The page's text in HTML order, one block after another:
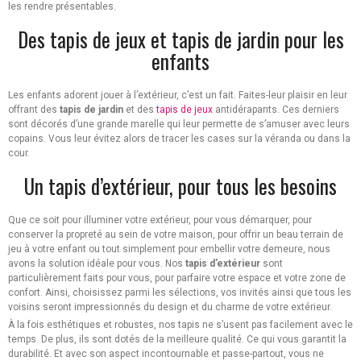
les rendre présentables.
Des tapis de jeux et tapis de jardin pour les
enfants
Les enfants adorent jouer à l’extérieur, c’est un fait. Faites-leur plaisir en leur
offrant des tapis de jardin et destapis de jeux antidérapants. Ces derniers
sont décorés d’une grande marelle qui leur permette de s’amuser avec leurs
copains. Vous leur évitez alors de tracer les cases sur la véranda ou dans la
cour.
Un tapis d’extérieur, pour tous les besoins
Que ce soit pour illuminer votre extérieur, pour vous démarquer, pour
conserver la propreté au sein de votre maison, pour offrir un beau terrain de
jeu à votre enfant ou tout simplement pour embellir votre demeure, nous
avons la solution idéale pour vous. Nos tapis d’extérieur sont
particulièrement faits pour vous, pour parfaire votre espace et votre zone de
confort. Ainsi, choisissez parmi les sélections, vos invités ainsi que tous les
voisins seront impressionnés du design et du charme de votre extérieur.
À la fois esthétiques et robustes, nos tapis ne s’usent pas facilement avec le
temps. De plus, ils sont dotés de la meilleure qualité. Ce qui vous garantit la
durabilité. Et avec son aspect incontournable et passe-partout, vous ne